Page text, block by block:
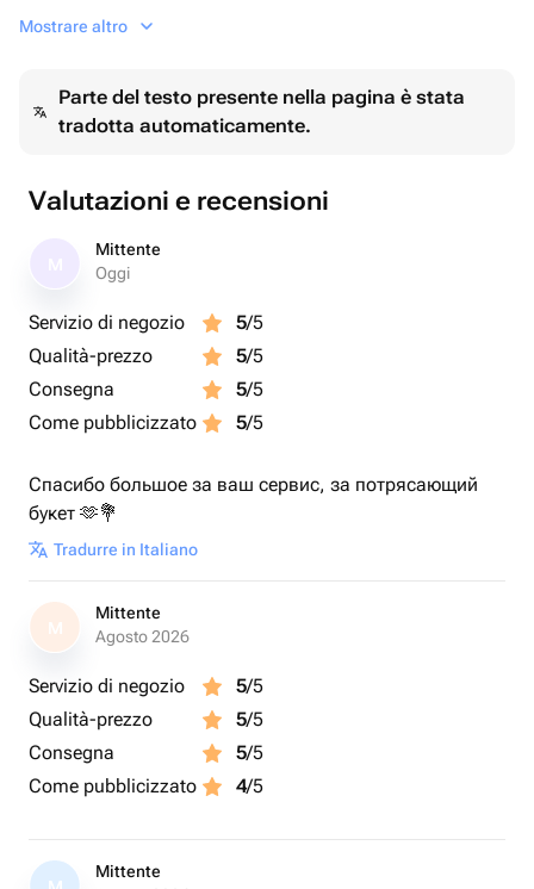
способен подарить радость и улыбку, он сможет
Mostrare altro
Parte del testo presente nella pagina è stata
tradotta automaticamente.
Valutazioni e recensioni
Mittente
Oggi
Servizio di negozio 5/5
Qualità-prezzo
5/5
Consegna
5/5
Come pubblicizzato
5/5
Спасибо большое за ваш сервис, за потрясающий
букет 🫶💐
Tradurre in Italiano
M
Mittente
Agosto 2026
Servizio di negozio 5/5
Qualità-prezzo
5/5
Consegna
5/5
Come pubblicizzato
4/5
Mittente